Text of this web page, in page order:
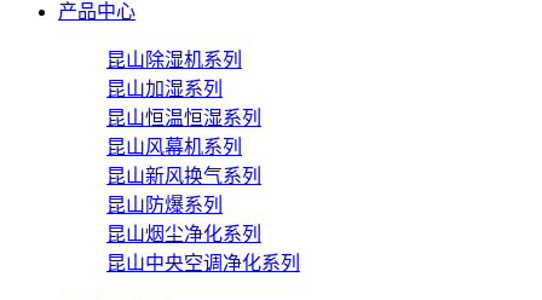
产品中心
昆山除湿机系列
昆山加湿系列
昆山恒温恒湿系列
昆山风幕机系列
昆山新风换气系列
昆山防爆系列
昆山烟尘净化系列
昆山中央空调净化系列